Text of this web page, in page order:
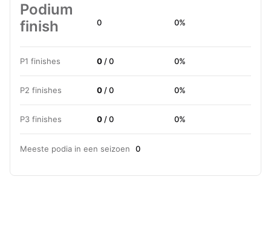
Podium
finish
0 0%
P1 finishes 0 / 0 0%
P2 finishes 0 / 0 0%
P3 finishes 0 / 0 0%
Meeste podia in een seizoen 0